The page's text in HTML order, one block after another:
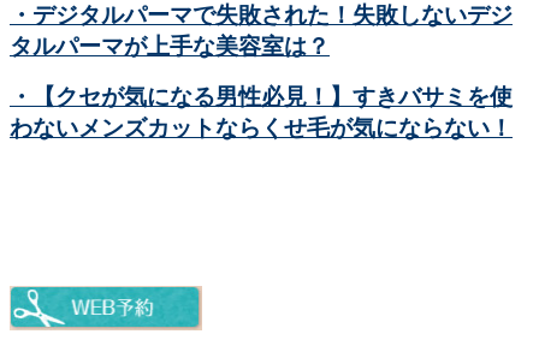
・デジタルパーマで失敗された！失敗しないデジ
タルパーマが上手な美容室は？
・【クセが気になる男性必見！】すきバサミを使
わないメンズカットならくせ毛が気にならない！